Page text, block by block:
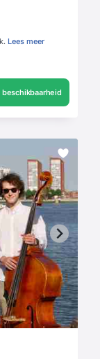
Lees meer
beschikbaarheid